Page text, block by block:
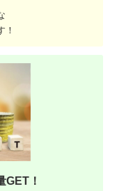
！
GET！